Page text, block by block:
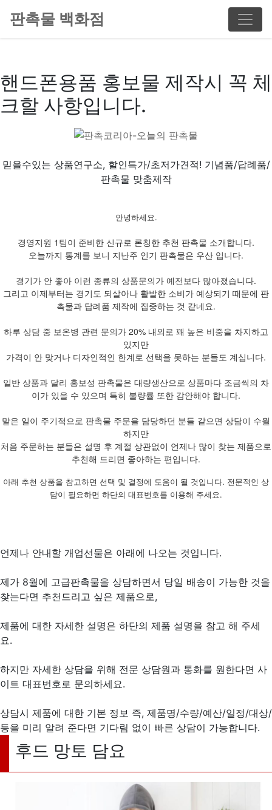
판촉물 백화점
핸드폰용품 홍보물 제작시 꼭 체
크할 사항입니다.
믿을수있는 상품연구소, 할인특가/초저가견적! 기념품/답례품/
판촉물 맞춤제작
안녕하세요.
경영지원 1팀이 준비한 신규로 론칭한 추천 판촉물 소개합니다.
오늘까지 통계를 보니 지난주 인기 판촉물은 우산 입니다.
경기가 안 좋아 이런 종류의 상품문의가 예전보다 많아졌습니다.
그리고 이제부터는 경기도 되살아나 활발한 소비가 예상되기 때문에 판
촉물과 답례품 제작에 집중하는 것 같네요.
하루 상담 중 보온병 관련 문의가 20% 내외로 꽤 높은 비중을 차지하고
있지만
가격이 안 맞거나 디자인적인 한계로 선택을 못하는 분들도 계십니다.
일반 상품과 달리 홍보성 판촉물은 대량생산으로 상품마다 조금씩의 차
이가 있을 수 있으며 특히 불량률 또한 감안해야 합니다.
맡은 일이 주기적으로 판촉물 주문을 담당하던 분들 같으면 상담이 수월
하지만
처음 주문하는 분들은 설명 후 계절 상관없이 언제나 많이 찾는 제품으로
추천해 드리면 좋아하는 편입니다.
아래 추천 상품을 참고하면 선택 및 결정에 도움이 될 것입니다. 전문적인 상
담이 필요하면 하단의 대표번호를 이용해 주세요.
언제나 안내할 개업선물은 아래에 나오는 것입니다.
제가 8월에 고급판촉물을 상담하면서 당일 배송이 가능한 것을
찾는다면 추천드리고 싶은 제품으로,
제품에 대한 자세한 설명은 하단의 제품 설명을 참고 해 주세
요.
하지만 자세한 상담을 위해 전문 상담원과 통화를 원한다면 사
이트 대표번호로 문의하세요.
상담시 제품에 대한 기본 정보 즉, 제품명/수량/예산/일정/대상/
등을 미리 알려 준다면 기다림 없이 빠른 상담이 가능합니다.
후드 망토 담요